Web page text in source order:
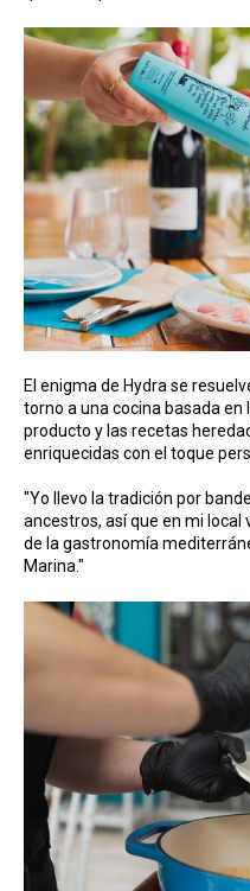
El enigma de Hydra se
torno a una cocina basada en
producto y las recetas
enriquecidas con el toque
"Yo llevo la tradición por
ancestros, así que en mi
de la gastronomía
Marina."